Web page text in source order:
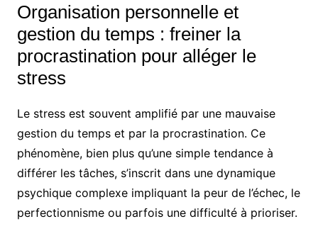
Organisation personnelle et
gestion du temps : freiner la
procrastination pour alléger le
stress
Le stress est souvent amplifié par une mauvaise
gestion du temps et par la procrastination. Ce
phénomène, bien plus qu’une simple tendance à
différer les tâches, s’inscrit dans une dynamique
psychique complexe impliquant la peur de l’échec, le
perfectionnisme ou parfois une difficulté à prioriser.